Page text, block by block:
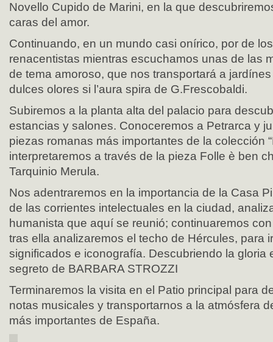
Novello Cupido de Marini, en la que
caras del amor.
Continuando, en un mundo casi onírico, por de
renacentistas mientras escuchamos unas de las
de tema amoroso, que nos transportará a
dulces olores si l’aura spira de G.Frescobaldi.
Subiremos a la planta alta del palacio para
estancias y salones. Conoceremos a Petrarca y
piezas romanas más importantes de la colección
interpretaremos a través de la pieza Folle è ben
Tarquinio Merula.
Nos adentraremos en la importancia de la Casa
de las corrientes intelectuales en la ciudad,
humanista que aquí se reunió; continuaremos
tras ella analizaremos el techo de Hércules, para
significados e iconografía. Descubriendo la gloria
segreto de BARBARA STROZZI
Terminaremos la visita en el Patio principal para
notas musicales y transportarnos a la atmósfera
más importantes de España.